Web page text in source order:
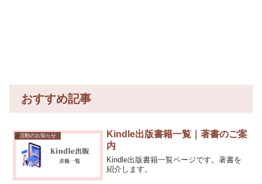
おすすめ記事
活動のお知らせ
Kindle出版書籍一覧｜著書のご案
内
Kindle出版書籍一覧ページです。著書を
紹介します。